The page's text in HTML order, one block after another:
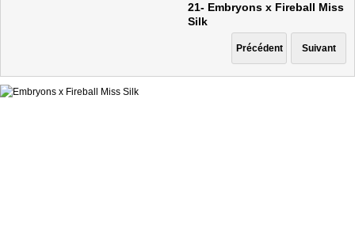
21- Embryons x Fireball Miss
Silk